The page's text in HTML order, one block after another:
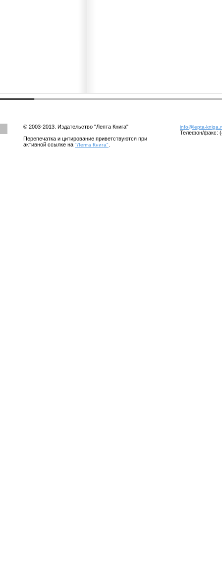
© 2003-2013. Издательство "Лепта Книга"
Перепечатка и цитирование приветствуются при
активной ссылке на "Лепта Книга"
info@lepta-
Телефон/факс: